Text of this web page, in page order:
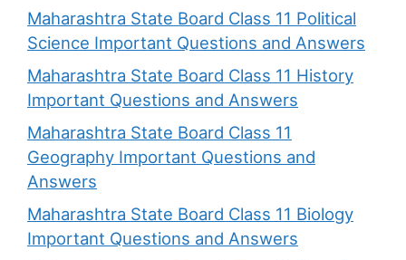
Maharashtra State Board Class 11 Political
Science Important Questions and Answers
Maharashtra State Board Class 11 History
Important Questions and Answers
Maharashtra State Board Class 11
Geography Important Questions and
Answers
Maharashtra State Board Class 11 Biology
Important Questions and Answers